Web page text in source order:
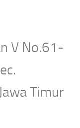
V No.61-
Timur